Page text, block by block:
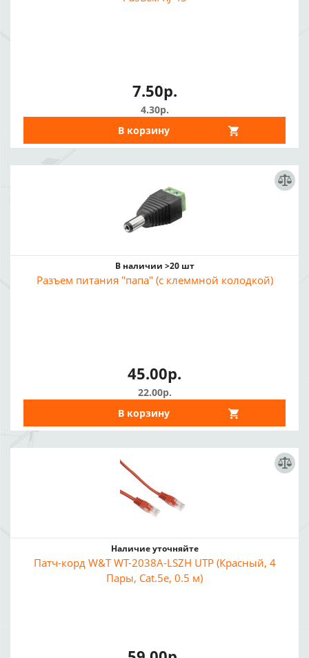
7.50р.
4.30р.
В корзину
В наличии >20 шт
Разъем питания "папа" (с клеммной колодкой)
45.00р.
22.00р.
В корзину
Наличие уточняйте
Патч-корд W&T WT-2038A-LSZH UTP (Красный, 4
Пары, Cat.5e, 0.5 м)